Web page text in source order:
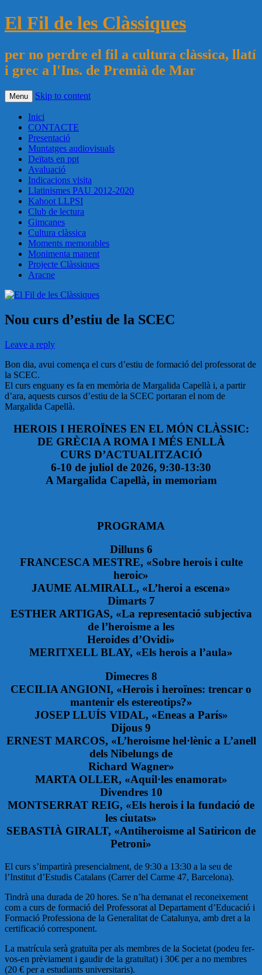
El Fil de les Clàssiques
per no perdre el fil a cultura clàssica, llatí
i grec a l'Ins. de Premià de Mar
Menu Skip to content
Inici
CONTACTE
Presentació
Muntatges audiovisuals
Deïtats en ppt
Avaluació
Indicacions visita
Llatinismes PAU 2012-2020
Kahoot LLPSI
Club de lectura
Gimcanes
Cultura clàssica
Moments memorables
Monimenta manent
Projecte Clàssiques
Aracne
Nou curs d’estiu de la SCEC
Leave a reply
Bon dia, avui comença el curs d’estiu de formació del professorat de
la SCEC.
El curs enguany es fa en memòria de Margalida Capellà i, a partir
d’ara, aquests cursos d’estiu de la SCEC portaran el nom de
Margalida Capellà.
HEROIS I HEROÏNES EN EL MÓN CLÀSSIC:
DE GRÈCIA A ROMA I MÉS ENLLÀ
CURS D’ACTUALITZACIÓ
6-10 de juliol de 2026, 9:30-13:30
A Margalida Capellà, in memoriam
PROGRAMA
Dilluns 6
FRANCESCA MESTRE, «Sobre herois i culte
heroic»
JAUME ALMIRALL, «L’heroi a escena»
Dimarts 7
ESTHER ARTIGAS, «La representació subjectiva
de l’heroisme a les
Heroides d’Ovidi»
MERITXELL BLAY, «Els herois a l’aula»
Dimecres 8
CECILIA ANGIONI, «Herois i heroïnes: trencar o
mantenir els estereotips?»
JOSEP LLUÍS VIDAL, «Eneas a París»
Dijous 9
ERNEST MARCOS, «L’heroisme hel·lènic a L’anell
dels Nibelungs de
Richard Wagner»
MARTA OLLER, «Aquil·les enamorat»
Divendres 10
MONTSERRAT REIG, «Els herois i la fundació de
les ciutats»
SEBASTIÀ GIRALT, «Antiheroisme al Satiricon de
Petroni»
El curs s’impartirà presencialment, de 9:30 a 13:30 a la seu de
l’Institut d’Estudis Catalans (Carrer del Carme 47, Barcelona).
Tindrà una durada de 20 hores. Se n’ha demanat el reconeixement
com a curs de formació del Professorat al Departament d’Educació i
Formació Professiona de la Generalitat de Catalunya, amb dret a la
certificació corresponent.
La matrícula serà gratuïta per als membres de la Societat (podeu fer-
vos-en prèviament i gaudir de la gratuïtat) i 30€ per a no membres
(20 € per a estudiants universitaris).